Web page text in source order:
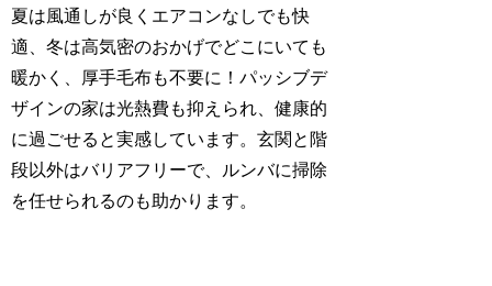
夏は風通しが良くエアコンなしでも快
適、冬は高気密のおかげでどこにいても
暖かく、厚手毛布も不要に！パッシブデ
ザインの家は光熱費も抑えられ、健康的
に過ごせると実感しています。玄関と階
段以外はバリアフリーで、ルンバに掃除
を任せられるのも助かります。